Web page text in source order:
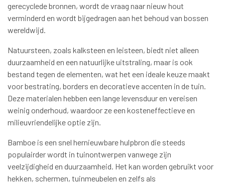
gerecyclede bronnen, wordt de vraag naar nieuw hout
verminderd en wordt bijgedragen aan het behoud van bossen
wereldwijd.
Natuursteen, zoals kalksteen en leisteen, biedt niet alleen
duurzaamheid en een natuurlijke uitstraling, maar is ook
bestand tegen de elementen, wat het een ideale keuze maakt
voor bestrating, borders en decoratieve accenten in de tuin.
Deze materialen hebben een lange levensduur en vereisen
weinig onderhoud, waardoor ze een kosteneffectieve en
milieuvriendelijke optie zijn.
Bamboe is een snel hernieuwbare hulpbron die steeds
populairder wordt in tuinontwerpen vanwege zijn
veelzijdigheid en duurzaamheid. Het kan worden gebruikt voor
hekken, schermen, tuinmeubelen en zelfs als